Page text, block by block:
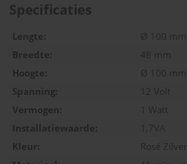
Specificaties
Lengte:
Ø 100 mm
Breedte:
48 mm
Hoogte:
Ø 100 mm
Spanning:
12 Volt
Vermogen:
1 Watt
Installatiewaarde:
1,7VA
Kleur:
Rosé Zilver